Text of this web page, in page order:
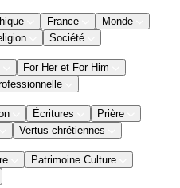
France
Monde
Société
For Her et For Him
Écritures
Prière
Vertus chrétiennes
Patrimoine Culture